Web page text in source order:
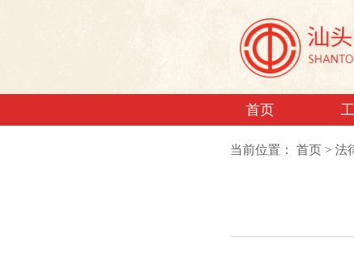
首页
当前位置： 首页 > 法